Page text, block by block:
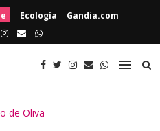
Ecología Gandia.com